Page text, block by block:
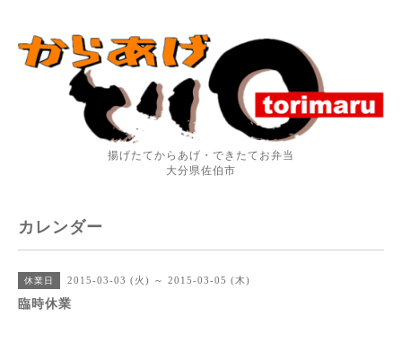
揚げたてからあげ・できたてお弁当
大分県佐伯市
カレンダー
休業日 2015-03-03 (火) ～ 2015-03-05 (木)
臨時休業